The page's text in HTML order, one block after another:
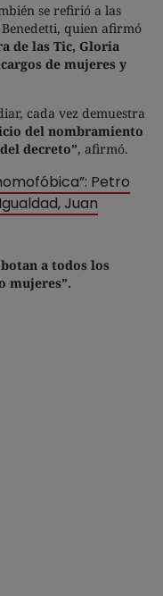
se refirió a las
quien afirmó
de las Tic, Gloria
de mujeres y
cada vez demuestra
del nombramiento
decreto”, afirmó.
Petro
Juan
a todos los
mujeres”.